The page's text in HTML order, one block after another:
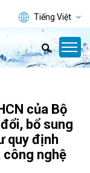
Tiếng Việt
của Bộ
bổ sung
quy định
công nghệ